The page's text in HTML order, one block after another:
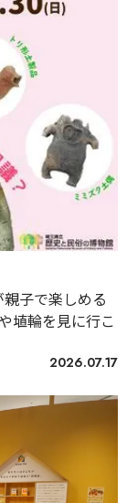
子で楽しめる
埴輪を見に行こ
2026.07.17